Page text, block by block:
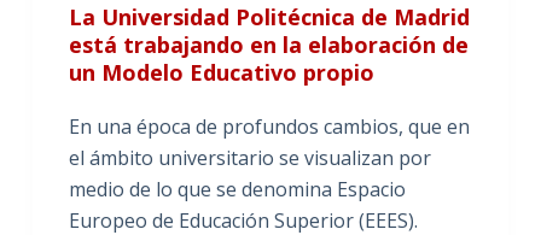
La Universidad Politécnica de Madrid
está trabajando en la elaboración de
un Modelo Educativo propio
En una época de profundos cambios, que en
el ámbito universitario se visualizan por
medio de lo que se denomina Espacio
Europeo de Educación Superior (EEES).